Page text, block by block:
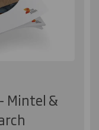
Mintel &